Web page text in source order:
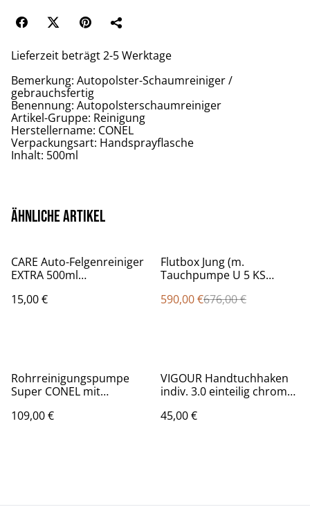
Lieferzeit beträgt 2-5 Werktage
Bemerkung: Autopolster-Schaumreiniger /
gebrauchsfertig
Benennung: Autopolsterschaumreiniger
Artikel-Gruppe: Reinigung
Herstellername: CONEL
Verpackungsart: Handsprayflasche
Inhalt: 500ml
Ähnliche Artikel
CARE Auto-Felgenreiniger
EXTRA 500ml
CONEL
15,00 €
%
Flutbox Jung (m.
Tauchpumpe U 5 KS
12.5m m. Kupplungen)
590,00 €676,00 €
Rohrreinigungspumpe
Super CONEL mit
Gummiadaptern
109,00 €
VIGOUR Handtuchhaken
indiv. 3.0 einteilig chrom
45,00 €